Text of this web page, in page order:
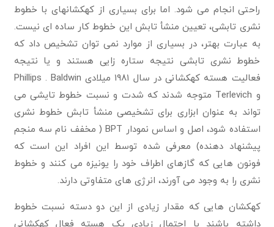
راحتی انجام می شود. اما برای بسیاری از کهکشانهای با خطوط
نشری تابشی، تعیین منشأ تابش این خطوط کار ساده ای نیست.
به عبارت بهتر، در بسیاری از موارد نمی توان تشخیص داد که
خطوط نشری تابشی نتیجه ستاره زایی هستند و یا نتیجه
فعالیت هسته کهکشانی در سال ۱۹۸۱ میلادی Phillips . Baldwin
و Terlevich متوجه شدند که شدت و نسبت خطوط تایشی می
تواند به عنوان ابزاری برای تشخیصی منشأ تابش خطوط نشری
استفاده شود، اصل و اساس نمودار BPT ( مخفف نام سه منجم
پیشنهاد دهنده) معرفی شده توسط این افراد این است که
فونون هایی که گازهای اطراف خود را یونیزه می کنند و خطوط
نشری را به وجود می آورند، انرژی های متفاوتی دارند.
کهکشان هایی که مقدار زیادی از این دو دسته نسبت خطوط
داشته باشند با احتمال زیادی یک هسته فعال کهکشانی